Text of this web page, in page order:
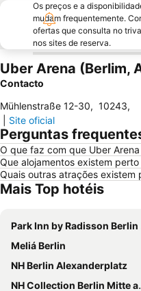
Os preços e a
mudam frequentemente.
ofertas que consulta no
nos sites de reserva.
Uber Arena (Berlim,
Contacto
Mühlenstraße 12-30, 10243,
Site oficial
Perguntas
O que faz com que Uber
Que alojamentos existem
Quais outras atrações existem
Mais Top hotéis
Park Inn by Radisson Berlin Alexanderplatz
Meliá Berlin
NH Berlin Alexanderplatz
NH Collection Berlin Mitte am Checkpoint Charlie